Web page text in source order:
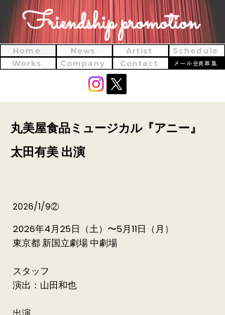
Friendship promotion
Home Artist
Schedule
Works
Contact
Company
News
メール会員募集
丸美屋食品ミュージカル『アニー』
太田有美 出演
2026/1/9②
2026年4月25日（土）〜5月11日（月）
東京都 新国立劇場 中劇場
スタッフ
演出：山田和也